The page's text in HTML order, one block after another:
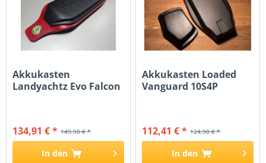
Akkukasten
Landyachtz Evo Falcon
149,90 € *
134,91 € *
In den
Akkukasten Loaded
Vanguard 10S4P
124,90 € *
112,41 € *
In den